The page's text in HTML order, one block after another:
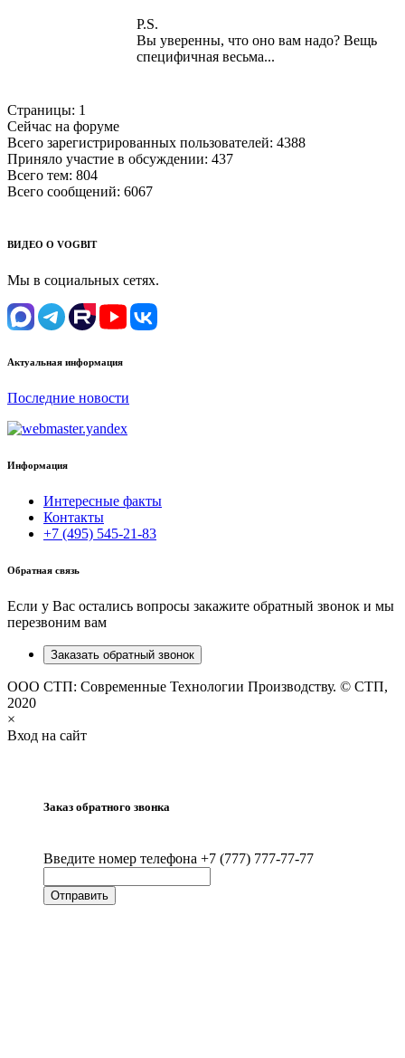
P.S.
Вы уверенны, что оно вам надо? Вещь
специфичная весьма...
Страницы: 1
Сейчас на форуме
Всего зарегистрированных пользователей: 4388
Приняло участие в обсуждении: 437
Всего тем: 804
Всего сообщений: 6067
ВИДЕО О VOGBIT
Мы в социальных сетях.
Актуальная информация
Последние новости
Информация
Интересные факты
Контакты
+7 (495) 545-21-83
Обратная связь
Если у Вас остались вопросы закажите обратный звонок и мы
перезвоним вам
Заказать обратный звонок
ООО СТП: Современные Технологии Производству. © СТП,
2020
×
Вход на сайт
Заказ обратного звонка
Введите номер телефона +7 (777) 777-77-77
Отправить